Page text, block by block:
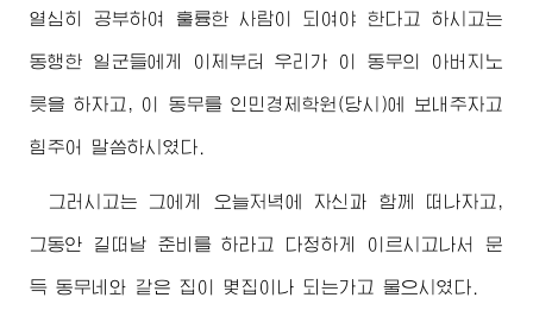
열심히 공부하여 훌륭한 사람이 되여야 한다고 하시고는
동행한 일군들에게 이제부터 우리가 이 동무의 아버지 노
릇을 하자고, 이 동무를 인민경제학원(당시)에 보내주자고
힘주어 말씀하시였다.
그러시고는 그에게 오늘저녁에 자신과 함께 떠나자고,
그동안 길떠날 준비를 하라고 다정하게 이르시고나서 문
득 동무네와 같은 집이 몇집이나 되는가고 물으시였다.